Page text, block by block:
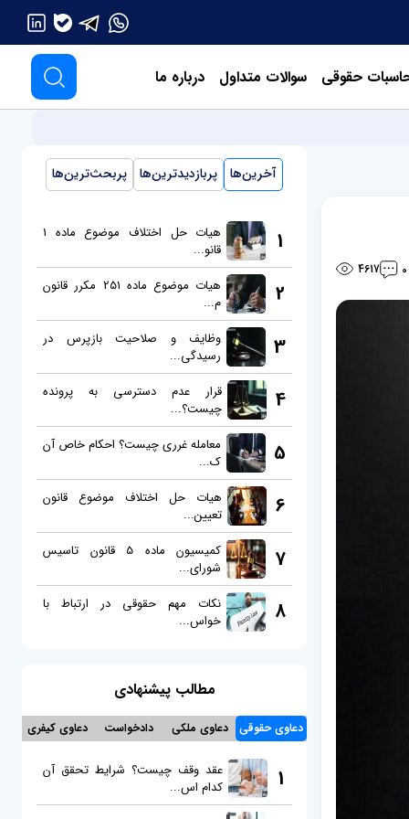
حقوقی سوالات متداول درباره ما
0
4617
آخرین‌ها پربازدیدترین‌ها پربحث‌ترین‌ها
1
هیات حل اختلاف موضوع ماده 1
قانو...
2
هیات موضوع ماده 251 مکرر قانون
م...
3
وظایف و صلاحیت بازپرس در
رسیدگی...
4
قرار عدم دسترسی به پرونده
چیست؟...
5
معامله غرری چیست؟ احکام خاص آن
ک...
6
هیات حل اختلاف موضوع قانون
تعیین...
7
کمیسیون ماده 5 قانون تاسیس
شورای...
8
نکات مهم حقوقی در ارتباط با
خواس...
مطالب پیشنهادی
دعاوی حقوقی دعاوی ملکی دادخواست دعاوی کیفری
1
عقد وقف چیست؟ شرایط تحقق آن
کدام اس...